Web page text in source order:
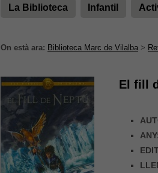
La Biblioteca Infantil
On està ara: Biblioteca Marc de Vilalba >
El fill
ANY: